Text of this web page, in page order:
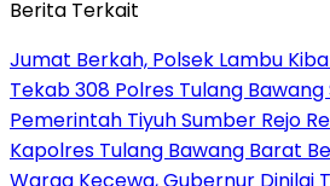
Berita Terkait
Jumat Berkah, Polsek Lambu
Tekab 308 Polres Tulang
Pemerintah Tiyuh Sumber Rejo
Kapolres Tulang Bawang Barat
Warga Kecewa, Gubernur Dinilai